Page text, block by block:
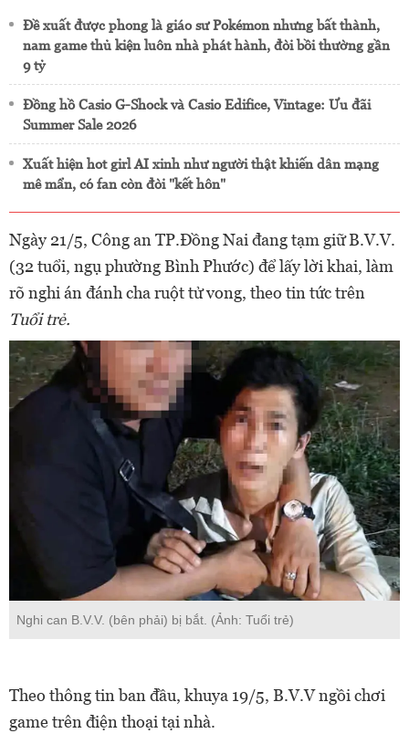
Đề xuất được phong là giáo sư Pokémon nhưng bất thành,
nam game thủ kiện luôn nhà phát hành, đòi bồi thường gần
9 tỷ
Đồng hồ Casio G-Shock và Casio Edifice, Vintage: Ưu đãi
Summer Sale 2026
Xuất hiện hot girl AI xinh như người thật khiến dân mạng
mê mẩn, có fan còn đòi "kết hôn"
Ngày 21/5, Công an TP.Đồng Nai đang tạm giữ B.V.V.
(32 tuổi, ngụ phường Bình Phước) để lấy lời khai, làm
rõ nghi án đánh cha ruột tử vong, theo tin tức trên
Tuổi trẻ.
Nghi can B.V.V. (bên phải) bị bắt. (Ảnh: Tuổi trẻ)
Theo thông tin ban đầu, khuya 19/5, B.V.V ngồi chơi
game trên điện thoại tại nhà.